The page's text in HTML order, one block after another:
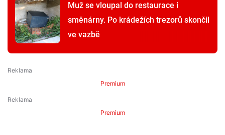
Muž se vloupal do restaurace i
směnárny. Po krádežích trezorů skončil
ve vazbě
Premium
Premium